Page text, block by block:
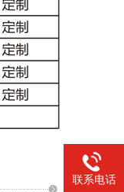
联系电话